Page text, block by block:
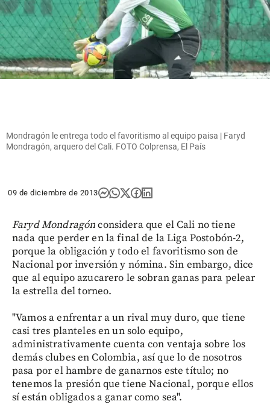
Mondragón le entrega todo el favoritismo al equipo paisa | Faryd
Mondragón, arquero del Cali. FOTO Colprensa, El País
09 de diciembre de 2013
Faryd Mondragónconsidera que el Cali no tiene
nada que perder en la final de la Liga Postobón-2,
porque la obligación y todo el favoritismo son de
Nacional por inversión y nómina. Sin embargo, dice
que al equipo azucarero le sobran ganas para pelear
la estrella del torneo.
"Vamos a enfrentar a un rival muy duro, que tiene
casi tres planteles en un solo equipo,
administrativamente cuenta con ventaja sobre los
demás clubes en Colombia, así que lo de nosotros
pasa por el hambre de ganarnos este título; no
tenemos la presión que tiene Nacional, porque ellos
sí están obligados a ganar como sea".